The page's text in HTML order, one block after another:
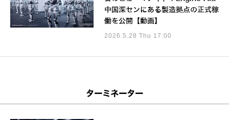
中国深センにある製造拠点の正式稼
働を公開【動画】
2026.5.28 Thu 17:00
ターミネーター